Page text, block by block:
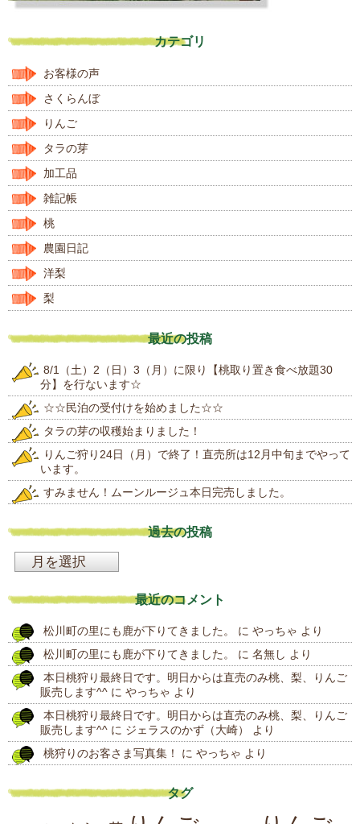
カテゴリ
お客様の声
さくらんぼ
りんご
タラの芽
加工品
雑記帳
桃
農園日記
洋梨
梨
最近の投稿
8/1（土）2（日）3（月）に限り【桃取り置き食べ放題30
分】を行ないます☆
☆☆民泊の受付けを始めました☆☆
タラの芽の収穫始まりました！
りんご狩り24日（月）で終了！直売所は12月中旬までやって
います。
すみません！ムーンルージュ本日完売しました。
過去の投稿
投
稿
最近のコメント
松川町の里にも鹿が下りてきました。 に やっちゃ より
松川町の里にも鹿が下りてきました。
に 名無し より
本日桃狩り最終日です。明日からは直売のみ桃、梨、りんご
販売します^^ に やっちゃ より
本日桃狩り最終日です。明日からは直売のみ桃、梨、りんご
販売します^^ に ジェラスのかず（大崎）
より
桃狩りのお客さま写真集！
に やっちゃ より
タグ